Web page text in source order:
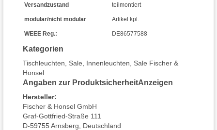
Kategorien
Tischleuchten Sale Innenleuchten
Sale Fischer &
Honsel
Angaben zur ProduktsicherheitAnzeigen
Hersteller:
Fischer & Honsel GmbH
Graf-Gottfried-Straße 111
D-59755 Arnsberg, Deutschland
Versandzustand teilmontiert
modular/nicht modular Artikel kpl.
WEEE Reg.: DE86577588